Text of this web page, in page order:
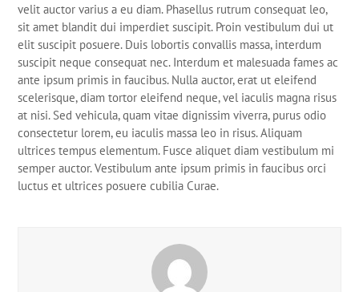
velit auctor varius a eu diam. Phasellus rutrum consequat leo,
sit amet blandit dui imperdiet suscipit. Proin vestibulum dui ut
elit suscipit posuere. Duis lobortis convallis massa, interdum
suscipit neque consequat nec. Interdum et malesuada fames ac
ante ipsum primis in faucibus. Nulla auctor, erat ut eleifend
scelerisque, diam tortor eleifend neque, vel iaculis magna risus
at nisi. Sed vehicula, quam vitae dignissim viverra, purus odio
consectetur lorem, eu iaculis massa leo in risus. Aliquam
ultrices tempus elementum. Fusce aliquet diam vestibulum mi
semper auctor. Vestibulum ante ipsum primis in faucibus orci
luctus et ultrices posuere cubilia Curae.